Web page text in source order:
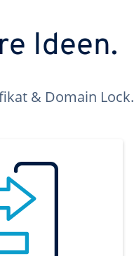
Ideen.
& Domain Lock.